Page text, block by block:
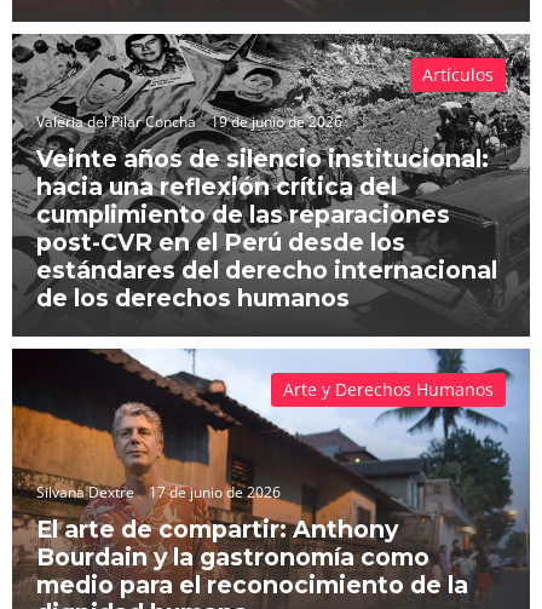
Valeria del Pilar Concha 19 de junio de 2026
Veinte años de silencio institucional:
hacia una reflexión crítica del
cumplimiento de las reparaciones
post-CVR en el Perú desde los
estándares del derecho internacional
de los derechos humanos
Artículos
Silvana Dextre 17 de junio de 2026
El arte de compartir: Anthony
Bourdain y la gastronomía como
medio para el reconocimiento de la
Arte y Derechos Humanos